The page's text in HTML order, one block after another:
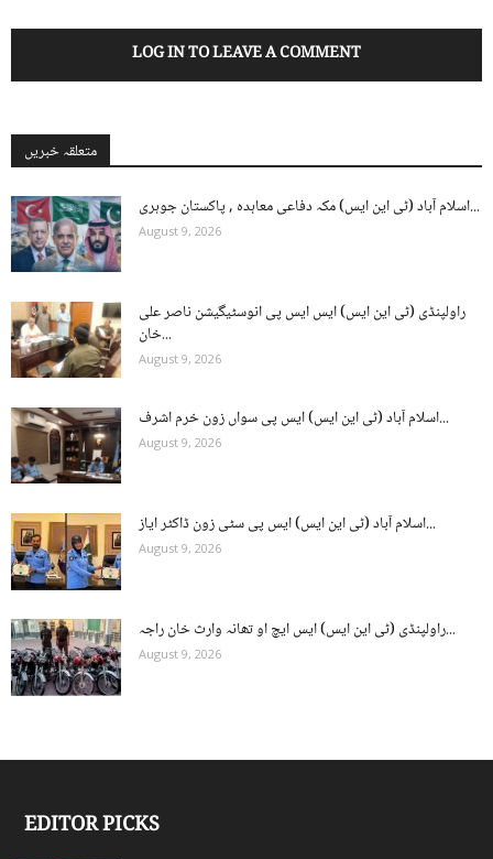
LOG IN TO LEAVE A COMMENT
متعلقہ خبریں
اسلام آباد (ٹی این ایس) مکہ دفاعی معاہدہ , پاکستان جوہری...
August 9, 2026
راولپنڈی (ٹی این ایس) ایس ایس پی انوسٹیگیشن ناصر علی
خان...
August 9, 2026
اسلام آباد (ٹی این ایس) ایس پی سواں زون خرم اشرف...
August 9, 2026
اسلام آباد (ٹی این ایس) ایس پی سٹی زون ڈاکٹر ایاز...
August 9, 2026
راولپنڈی (ٹی این ایس) ایس ایچ او تھانہ وارث خان راجہ...
August 9, 2026
EDITOR PICKS